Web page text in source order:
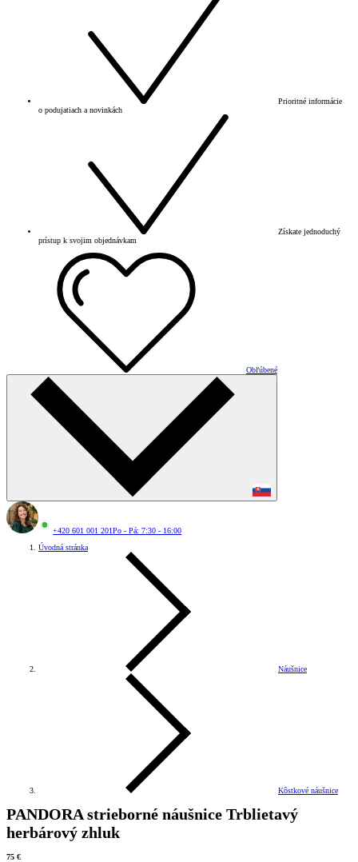
Prioritné informácie
o podujatiach a novinkách
Získate jednoduchý
prístup k svojim objednávkam
Obľúbené
+420 601 001 201Po - Pá: 7:30 - 16:00
Úvodná stránka
Náušnice
Kôstkové náušnice
PANDORA strieborné náušnice Trblietavý
herbárový zhluk
75 €